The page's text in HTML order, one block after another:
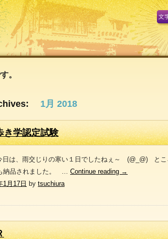
。
1月 2018
き学認定試験
は、雨交じりの寒い１日でしたねぇ～ (@_@) と
納品されました。 … Continue reading →
1月17日 by tsuchiura